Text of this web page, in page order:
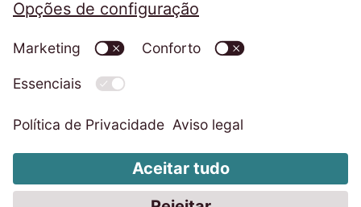
Aviso de Privacidade
Código de Conduta Whistleblower System
Alterar definições de cookies